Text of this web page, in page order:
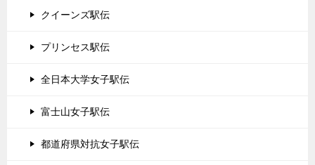
クイーンズ駅伝
プリンセス駅伝
全日本大学女子駅伝
富士山女子駅伝
都道府県対抗女子駅伝